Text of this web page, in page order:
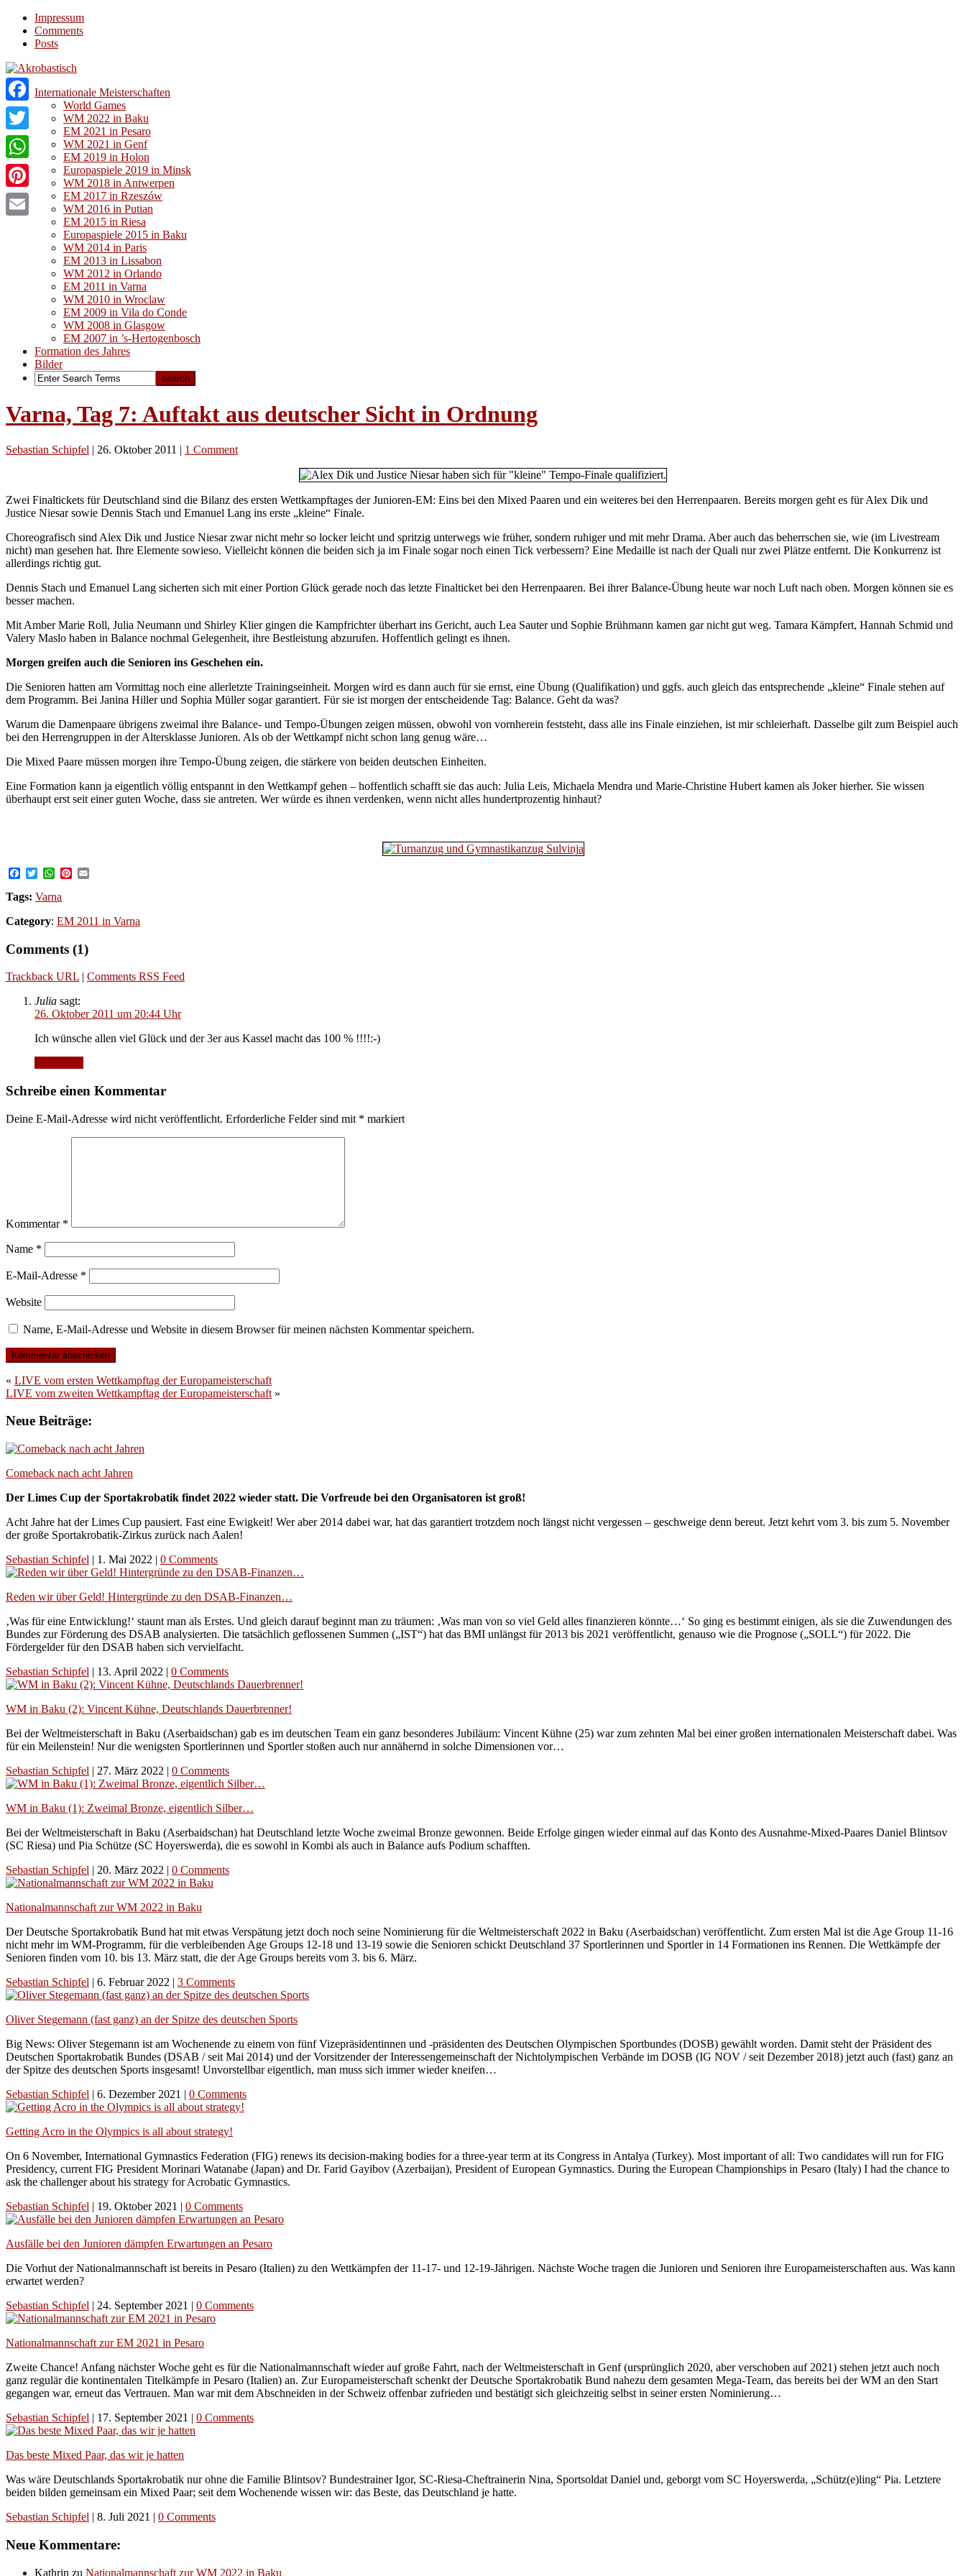
Impressum
Comments
Posts
Internationale Meisterschaften
World Games
WM 2022 in Baku
EM 2021 in Pesaro
WM 2021 in Genf
EM 2019 in Holon
Europaspiele 2019 in Minsk
WM 2018 in Antwerpen
EM 2017 in Rzeszów
WM 2016 in Putian
EM 2015 in Riesa
Europaspiele 2015 in Baku
WM 2014 in Paris
EM 2013 in Lissabon
WM 2012 in Orlando
EM 2011 in Varna
WM 2010 in Wroclaw
EM 2009 in Vila do Conde
WM 2008 in Glasgow
EM 2007 in ’s-Hertogenbosch
Formation des Jahres
Bilder
Varna, Tag 7: Auftakt aus deutscher Sicht in Ordnung
Sebastian Schipfel | 26. Oktober 2011 | 1 Comment
Zwei Finaltickets für Deutschland sind die Bilanz des ersten Wettkampftages der Junioren-EM: Eins bei den Mixed Paaren und ein weiteres bei den Herrenpaaren. Bereits morgen geht es für Alex Dik und
Justice Niesar sowie Dennis Stach und Emanuel Lang ins erste „kleine“ Finale.
Choreografisch sind Alex Dik und Justice Niesar zwar nicht mehr so locker leicht und spritzig unterwegs wie früher, sondern ruhiger und mit mehr Drama. Aber auch das beherrschen sie, wie (im Livestream
nicht) man gesehen hat. Ihre Elemente sowieso. Vielleicht können die beiden sich ja im Finale sogar noch einen Tick verbessern? Eine Medaille ist nach der Quali nur zwei Plätze entfernt. Die Konkurrenz ist
allerdings richtig gut.
Dennis Stach und Emanuel Lang sicherten sich mit einer Portion Glück gerade noch das letzte Finalticket bei den Herrenpaaren. Bei ihrer Balance-Übung heute war noch Luft nach oben. Morgen können sie es
besser machen.
Mit Amber Marie Roll, Julia Neumann und Shirley Klier gingen die Kampfrichter überhart ins Gericht, auch Lea Sauter und Sophie Brühmann kamen gar nicht gut weg. Tamara Kämpfert, Hannah Schmid und
Valery Maslo haben in Balance nochmal Gelegenheit, ihre Bestleistung abzurufen. Hoffentlich gelingt es ihnen.
Morgen greifen auch die Senioren ins Geschehen ein.
Die Senioren hatten am Vormittag noch eine allerletzte Trainingseinheit. Morgen wird es dann auch für sie ernst, eine Übung (Qualifikation) und ggfs. auch gleich das entsprechende „kleine“ Finale stehen auf
dem Programm. Bei Janina Hiller und Sophia Müller sogar garantiert. Für sie ist morgen der entscheidende Tag: Balance. Geht da was?
Warum die Damenpaare übrigens zweimal ihre Balance- und Tempo-Übungen zeigen müssen, obwohl von vornherein feststeht, dass alle ins Finale einziehen, ist mir schleierhaft. Dasselbe gilt zum Beispiel auch
bei den Herrengruppen in der Altersklasse Junioren. Als ob der Wettkampf nicht schon lang genug wäre…
Die Mixed Paare müssen morgen ihre Tempo-Übung zeigen, die stärkere von beiden deutschen Einheiten.
Eine Formation kann ja eigentlich völlig entspannt in den Wettkampf gehen – hoffentlich schafft sie das auch: Julia Leis, Michaela Mendra und Marie-Christine Hubert kamen als Joker hierher. Sie wissen
überhaupt erst seit einer guten Woche, dass sie antreten. Wer würde es ihnen verdenken, wenn nicht alles hundertprozentig hinhaut?
Facebook
TwitterWhatsApp
Pinterest
Tags: Varna
Category: EM 2011 in Varna
Comments (1)
Trackback URL | Comments RSS Feed
Julia sagt:
26. Oktober 2011 um 20:44 Uhr
Ich wünsche allen viel Glück und der 3er aus Kassel macht das 100 % !!!!:-)
Schreibe einen Kommentar
Deine E-Mail-Adresse wird nicht veröffentlicht. Erforderliche Felder sind mit * markiert
Kommentar *
Name *
E-Mail-Adresse *
Website
Name, E-Mail-Adresse und Website in diesem Browser für meinen nächsten Kommentar speichern.
« LIVE vom ersten Wettkampftag der Europameisterschaft
LIVE vom zweiten Wettkampftag der Europameisterschaft »
Neue Beiträge:
Comeback nach acht Jahren
Der Limes Cup der Sportakrobatik findet 2022 wieder statt. Die Vorfreude bei den Organisatoren ist groß!
Acht Jahre hat der Limes Cup pausiert. Fast eine Ewigkeit! Wer aber 2014 dabei war, hat das garantiert trotzdem noch längst nicht vergessen – geschweige denn bereut. Jetzt kehrt vom 3. bis zum 5. November
der große Sportakrobatik-Zirkus zurück nach Aalen!
Sebastian Schipfel | 1. Mai 2022 | 0 Comments
Reden wir über Geld! Hintergründe zu den DSAB-Finanzen…
‚Was für eine Entwicklung!‘ staunt man als Erstes. Und gleich darauf beginnt man zu träumen: ‚Was man von so viel Geld alles finanzieren könnte…‘ So ging es bestimmt einigen, als sie die Zuwendungen des
Bundes zur Förderung des DSAB analysierten. Die tatsächlich geflossenen Summen („IST“) hat das BMI unlängst für 2013 bis 2021 veröffentlicht, genauso wie die Prognose („SOLL“) für 2022. Die
Fördergelder für den DSAB haben sich vervielfacht.
Sebastian Schipfel | 13. April 2022 | 0 Comments
WM in Baku (2): Vincent Kühne, Deutschlands Dauerbrenner!
Bei der Weltmeisterschaft in Baku (Aserbaidschan) gab es im deutschen Team ein ganz besonderes Jubiläum: Vincent Kühne (25) war zum zehnten Mal bei einer großen internationalen Meisterschaft dabei. Was
für ein Meilenstein! Nur die wenigsten Sportlerinnen und Sportler stoßen auch nur annähernd in solche Dimensionen vor…
Sebastian Schipfel | 27. März 2022 | 0 Comments
WM in Baku (1): Zweimal Bronze, eigentlich Silber…
Bei der Weltmeisterschaft in Baku (Aserbaidschan) hat Deutschland letzte Woche zweimal Bronze gewonnen. Beide Erfolge gingen wieder einmal auf das Konto des Ausnahme-Mixed-Paares Daniel Blintsov
(SC Riesa) und Pia Schütze (SC Hoyerswerda), die es sowohl in Kombi als auch in Balance aufs Podium schafften.
Sebastian Schipfel | 20. März 2022 | 0 Comments
Nationalmannschaft zur WM 2022 in Baku
Der Deutsche Sportakrobatik Bund hat mit etwas Verspätung jetzt doch noch seine Nominierung für die Weltmeisterschaft 2022 in Baku (Aserbaidschan) veröffentlicht. Zum ersten Mal ist die Age Group 11-16
nicht mehr im WM-Programm, für die verbleibenden Age Groups 12-18 und 13-19 sowie die Senioren schickt Deutschland 37 Sportlerinnen und Sportler in 14 Formationen ins Rennen. Die Wettkämpfe der
Senioren finden vom 10. bis 13. März statt, die der Age Groups bereits vom 3. bis 6. März.
Sebastian Schipfel | 6. Februar 2022 | 3 Comments
Oliver Stegemann (fast ganz) an der Spitze des deutschen Sports
Big News: Oliver Stegemann ist am Wochenende zu einem von fünf Vizepräsidentinnen und -präsidenten des Deutschen Olympischen Sportbundes (DOSB) gewählt worden. Damit steht der Präsident des
Deutschen Sportakrobatik Bundes (DSAB / seit Mai 2014) und der Vorsitzender der Interessengemeinschaft der Nichtolympischen Verbände im DOSB (IG NOV / seit Dezember 2018) jetzt auch (fast) ganz an
der Spitze des deutschen Sports insgesamt! Unvorstellbar eigentlich, man muss sich immer wieder kneifen…
Sebastian Schipfel | 6. Dezember 2021 | 0 Comments
Getting Acro in the Olympics is all about strategy!
On 6 November, International Gymnastics Federation (FIG) renews its decision-making bodies for a three-year term at its Congress in Antalya (Turkey). Most important of all: Two candidates will run for FIG
Presidency, current FIG President Morinari Watanabe (Japan) and Dr. Farid Gayibov (Azerbaijan), President of European Gymnastics. During the European Championships in Pesaro (Italy) I had the chance to
ask the challenger about his strategy for Acrobatic Gymnastics.
Sebastian Schipfel | 19. Oktober 2021 | 0 Comments
Ausfälle bei den Junioren dämpfen Erwartungen an Pesaro
Die Vorhut der Nationalmannschaft ist bereits in Pesaro (Italien) zu den Wettkämpfen der 11-17- und 12-19-Jährigen. Nächste Woche tragen die Junioren und Senioren ihre Europameisterschaften aus. Was kann
erwartet werden?
Sebastian Schipfel | 24. September 2021 | 0 Comments
Nationalmannschaft zur EM 2021 in Pesaro
Zweite Chance! Anfang nächster Woche geht es für die Nationalmannschaft wieder auf große Fahrt, nach der Weltmeisterschaft in Genf (ursprünglich 2020, aber verschoben auf 2021) stehen jetzt auch noch
ganz regulär die kontinentalen Titelkämpfe in Pesaro (Italien) an. Zur Europameisterschaft schenkt der Deutsche Sportakrobatik Bund nahezu dem gesamten Mega-Team, das bereits bei der WM an den Start
gegangen war, erneut das Vertrauen. Man war mit dem Abschneiden in der Schweiz offenbar zufrieden und bestätigt sich gleichzeitig selbst in seiner ersten Nominierung…
Sebastian Schipfel | 17. September 2021 | 0 Comments
Das beste Mixed Paar, das wir je hatten
Was wäre Deutschlands Sportakrobatik nur ohne die Familie Blintsov? Bundestrainer Igor, SC-Riesa-Cheftrainerin Nina, Sportsoldat Daniel und, geborgt vom SC Hoyerswerda, „Schütz(e)ling“ Pia. Letztere
beiden bilden gemeinsam ein Mixed Paar; seit dem Wochenende wissen wir: das Beste, das Deutschland je hatte.
Sebastian Schipfel | 8. Juli 2021 | 0 Comments
Neue Kommentare:
Kathrin zu Nationalmannschaft zur WM 2022 in Baku
Facebook
Twitter
WhatsApp
Pinterest